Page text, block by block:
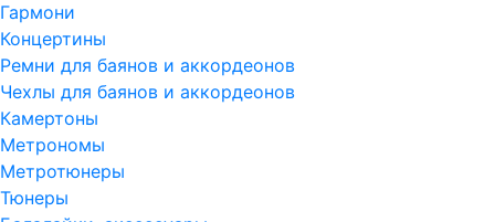
Гармони
Концертины
Ремни для баянов и аккордеонов
Чехлы для баянов и аккордеонов
Камертоны
Метрономы
Метротюнеры
Тюнеры